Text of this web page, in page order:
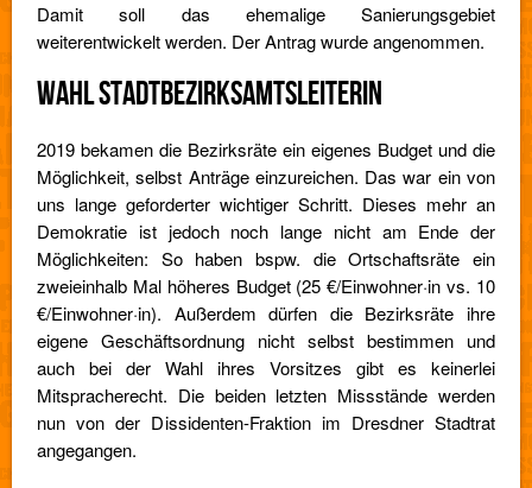
Damit soll das ehemalige Sanierungsgebiet
weiterentwickelt werden. Der Antrag wurde angenommen.
WAHL STADTBEZIRKSAMTSLEITERIN
2019 bekamen die Bezirksräte ein eigenes Budget und die
Möglichkeit, selbst Anträge einzureichen. Das war ein von
uns lange geforderter wichtiger Schritt. Dieses mehr an
Demokratie ist jedoch noch lange nicht am Ende der
Möglichkeiten: So haben bspw. die Ortschaftsräte ein
zweieinhalb Mal höheres Budget (25 €/Einwohner·in vs. 10
€/Einwohner·in). Außerdem dürfen die Bezirksräte ihre
eigene Geschäftsordnung nicht selbst bestimmen und
auch bei der Wahl ihres Vorsitzes gibt es keinerlei
Mitspracherecht. Die beiden letzten Missstände werden
nun von der Dissidenten-Fraktion im Dresdner Stadtrat
angegangen.